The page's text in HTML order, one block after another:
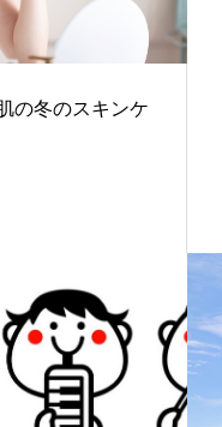
の冬のスキンケ